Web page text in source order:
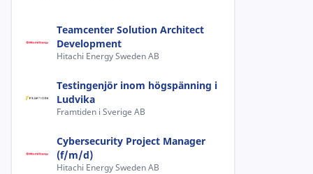
Teamcenter Solution Architect
Development
Hitachi Energy Sweden AB
Testingenjör inom högspänning i
Ludvika
Framtiden i Sverige AB
Cybersecurity Project Manager
(f/m/d)
Hitachi Energy Sweden AB